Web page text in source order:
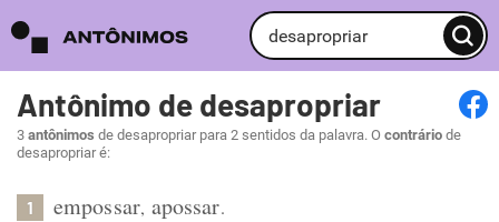
Antônimo de desapropriar
3 antônimos de desapropriar para 2 sentidos da palavra. O contrário de
desapropriar é:
1 empossar, apossar.